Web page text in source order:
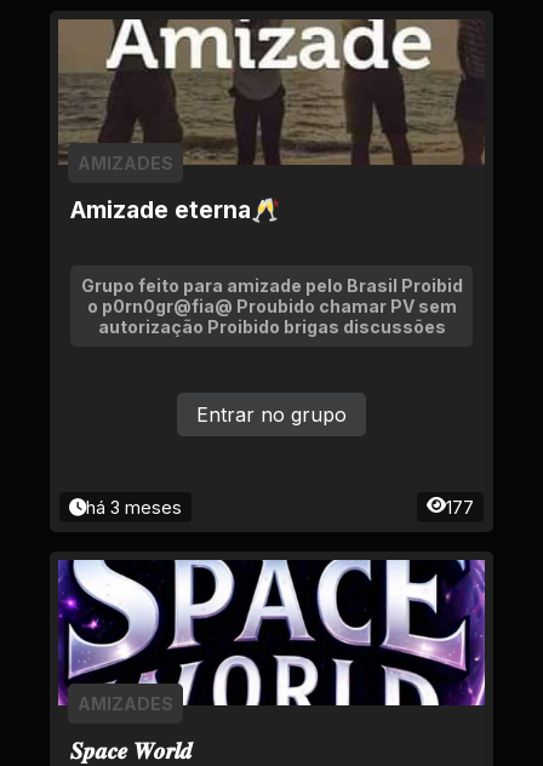
Amizade eterna🥂
AMIZADES
Grupo feito para amizade pelo Brasil Proibid
o p0rn0gr@fia@ Proubido chamar PV sem
autorização Proibido brigas discussões
há 3 meses 177
Entrar no grupo
𝑺𝒑𝒂𝒄𝒆 𝑾𝒐𝒓𝒍𝒅
AMIZADES